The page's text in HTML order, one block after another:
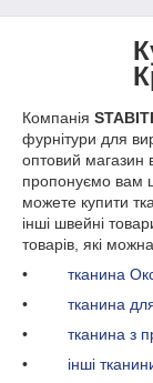
Компанія
фурнітури для
оптовий магазин
пропонуємо вам
можете купити
інші швейні
товарів, які
• тканина
• тканина
• тканина з
• інші